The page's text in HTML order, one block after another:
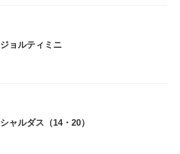
ジョルティミニ
シャルダス（14・20）